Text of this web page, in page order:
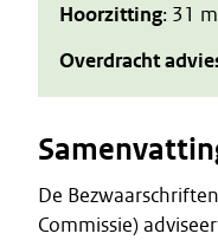
Hoorzitting: 31
Overdracht
De
Commissie)